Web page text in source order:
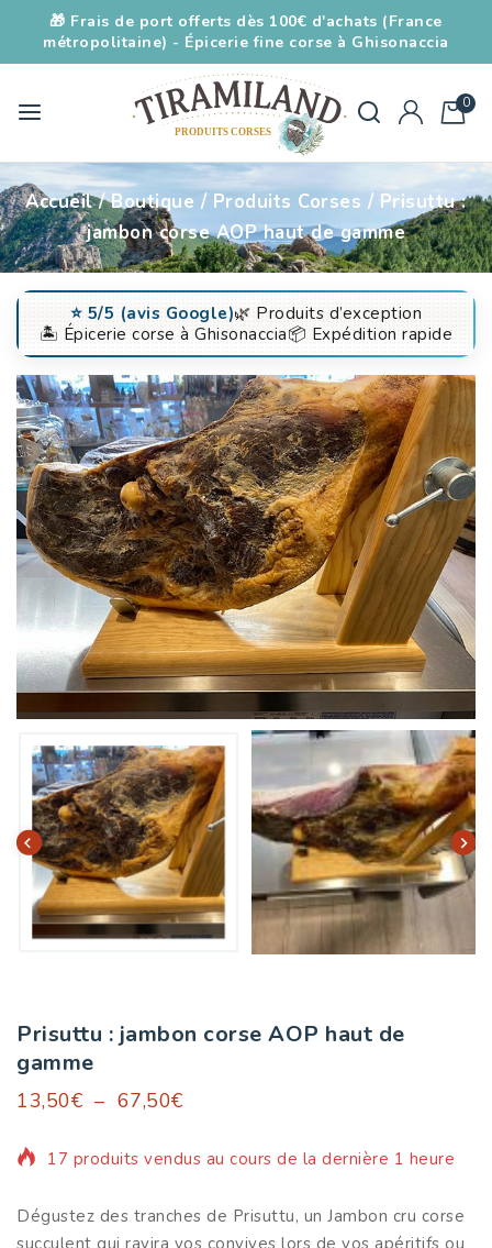
🎁 Frais de port offerts dès 100€ d'achats (France
métropolitaine) - Épicerie fine corse à Ghisonaccia
0
Accueil / Boutique / Produits Corses / Prisuttu :
jambon corse AOP haut de gamme
⭐️ 5/5 (avis Google)🌿 Produits d’exception
🏝️ Épicerie corse à Ghisonaccia📦 Expédition rapide
Prisuttu : jambon corse AOP haut de
gamme
13,50€ – 67,50€
17 produits vendus au cours de la dernière 1 heure
Dégustez des tranches de Prisuttu, un Jambon cru corse